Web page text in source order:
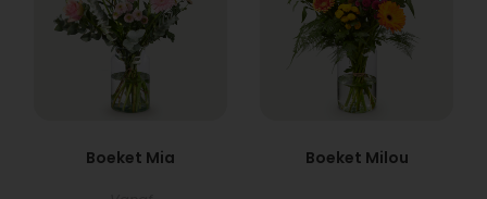
Boeket Mia Boeket Milou